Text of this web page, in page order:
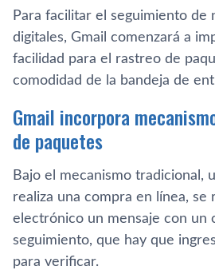
Para facilitar el seguimiento de
digitales, Gmail comenzará a
facilidad para el rastreo de
comodidad de la bandeja de
Gmail incorpora
de paquetes
Bajo el mecanismo tradicional,
realiza una compra en línea, se
electrónico un mensaje con un
seguimiento, que hay que
para verificar.